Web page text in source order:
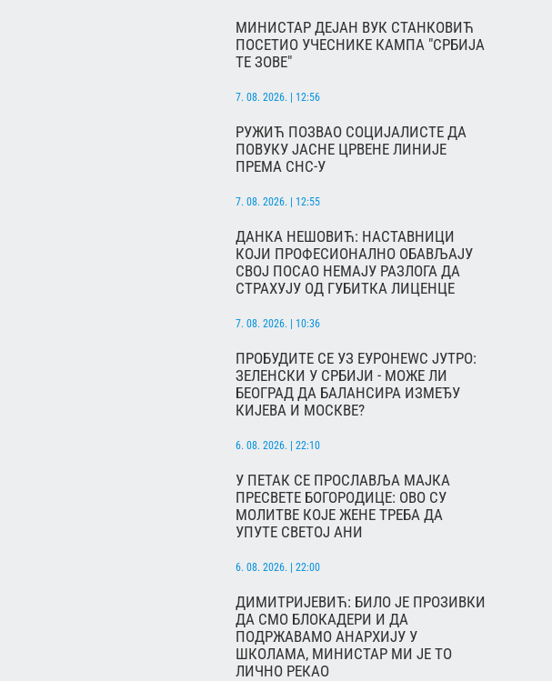
МИНИСТАР ДЕЈАН ВУК СТАНКОВИЋ
ПОСЕТИО УЧЕСНИКЕ КАМПА "СРБИЈА
ТЕ ЗОВЕ"
7. 08. 2026. | 12:56
РУЖИЋ ПОЗВАО СОЦИЈАЛИСТЕ ДА
ПОВУКУ ЈАСНЕ ЦРВЕНЕ ЛИНИЈЕ
ПРЕМА СНС-У
7. 08. 2026. | 12:55
ДАНКА НЕШОВИЋ: НАСТАВНИЦИ
КОЈИ ПРОФЕСИОНАЛНО ОБАВЉАЈУ
СВОЈ ПОСАО НЕМАЈУ РАЗЛОГА ДА
СТРАХУЈУ ОД ГУБИТКА ЛИЦЕНЦЕ
7. 08. 2026. | 10:36
ПРОБУДИТЕ СЕ УЗ ЕУРОНЕWС ЈУТРО:
ЗЕЛЕНСКИ У СРБИЈИ - МОЖЕ ЛИ
БЕОГРАД ДА БАЛАНСИРА ИЗМЕЂУ
КИЈЕВА И МОСКВЕ?
6. 08. 2026. | 22:10
У ПЕТАК СЕ ПРОСЛАВЉА МАЈКА
ПРЕСВЕТЕ БОГОРОДИЦЕ: ОВО СУ
МОЛИТВЕ КОЈЕ ЖЕНЕ ТРЕБА ДА
УПУТЕ СВЕТОЈ АНИ
6. 08. 2026. | 22:00
ДИМИТРИЈЕВИЋ: БИЛО ЈЕ ПРОЗИВКИ
ДА СМО БЛОКАДЕРИ И ДА
ПОДРЖАВАМО АНАРХИЈУ У
ШКОЛАМА, МИНИСТАР МИ ЈЕ ТО
ЛИЧНО РЕКАО